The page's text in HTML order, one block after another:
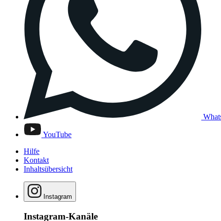
YouTube
Hilfe
Kontakt
Inhaltsübersicht
Instagram
Instagram-Kanäle